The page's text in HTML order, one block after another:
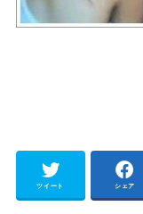
ツイート シェア